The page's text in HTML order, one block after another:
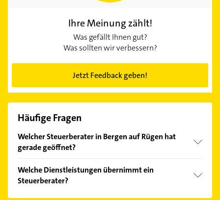
Ihre Meinung zählt!
Was gefällt Ihnen gut?
Was sollten wir verbessern?
Jetzt Feedback geben!
Häufige Fragen
Welcher Steuerberater in Bergen auf Rügen hat
gerade geöffnet?
Bitte beachten Sie, dass diese an Sonn- und
Feiertagen abweichen können.
Welche Dienstleistungen übernimmt ein
Steuerberater?
Folgende Leistungen werden angeboten: